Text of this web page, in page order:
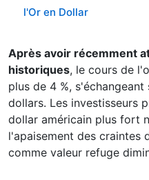
l'Or en Dollar
Après avoir récemment
historiques, le cours de
plus de 4 %,
dollars. Les investisseurs
dollar américain plus fort
l'apaisement des craintes
comme valeur refuge